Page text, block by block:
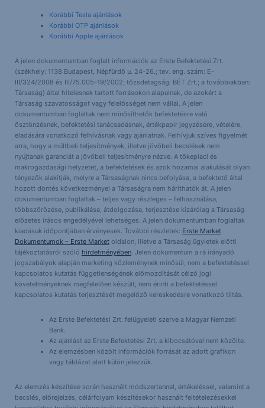
Korábbi Tesla ajánlások
Korábbi OTP ajánlások
Korábbi Apple ajánlások
A jelen dokumentumban foglalt információk az Erste Befektetési Zrt.
(székhely: 1138 Budapest, Népfürdő u. 24-26.; tev. eng. szám: E-
III/324/2008 és III/75.005-19/2002; tőzsdetagság: BÉT Zrt.; a továbbiakban:
Társaság) által hitelesnek tartott forrásokon alapulnak, de azokért a
Társaság szavatosságot vagy felelősséget nem vállal. A jelen
dokumentumban foglaltak nem minősíthetők befektetésre való
ösztönzésnek, befektetési tanácsadásnak, értékpapír jegyzésére, vételére,
eladására vonatkozó felhívásnak vagy ajánlatnak. Felhívjuk szíves figyelmét
arra, hogy a múltbeli teljesítmények, illetve jövőbeli becslések nem
nyújtanak garanciát a jövőbeli teljesítményre nézve. A tőkepiaci és
makrogazdasági helyzetet, a befektetések és azok hozamai alakulását olyan
tényezők alakítják, melyre a Társaságnak nincs befolyása, a befektető által
hozott döntés következményei a Társaságra nem háríthatók át. A jelen
dokumentumban foglaltak – teljes vagy részleges – felhasználása,
többszörözése, publikálása, átdolgozása, terjesztése kizárólag a Társaság
előzetes írásos engedélyével lehetséges. A jelen dokumentumban foglaltak
kiadásuk időpontjában érvényesek. További részletek: Erste Market
Dokumentumok – Erste Marketoldalon, illetve a Társaság ügyletek előtti
tájékoztatásról szóló hirdetményében. Jelen dokumentum a rá irányadó
jogszabályok alapján marketing közleménynek minősül, nem a befektetéssel
kapcsolatos kutatás függetlenségének előmozdítását célzó jogi
követelményeknek megfelelően készült, nem érinti a befektetéssel
kapcsolatos kutatás terjesztését megelőző kereskedésre vonatkozó tiltás.
Az Erste Befektetési Zrt. felügyeleti szerve a Magyar Nemzeti
Bank.
Az ajánlást az Erste Befektetési Zrt. a kibocsátóval nem közölte.
Az elemzésben közölt információk forrását az adott grafikon
vagy táblázat alatt külön jelezzük.
Az elemzés készítése során használt módszertannal, értékeléssel, valamint a
becslés, előrejelzés, célárfolyam készítésekor használt feltételezésekkel